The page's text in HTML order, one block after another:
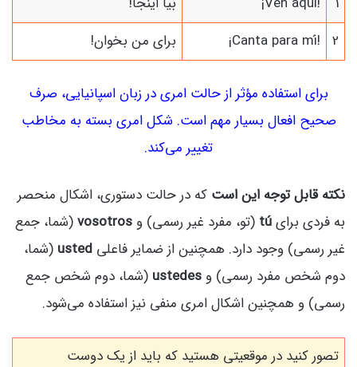
2
¡Canta para mí! برای من بخوان!
برای استفاده مؤثر از حالت امری در زبان اسپانیایی، صرف
صحیح افعال بسیار مهم است. شکل امری بسته به مخاطب
تغییر می‌کند.
نکته قابل توجه این است که در حالت دستوری، اشکال منحصر
به فردی برای
(تو، مفرد غیر رسمی) و vosotros(شما، جمع
غیر رسمی) وجود دارد. همچنین از ضمایر فاعلی usted (شما،
دوم شخص مفرد رسمی) و ustedes (شما، دوم شخص جمع
رسمی) و همچنین اشکال امری منفی نیز استفاده می‌شود.
تصور کنید در موقعیتی هستید که باید از یک دوست